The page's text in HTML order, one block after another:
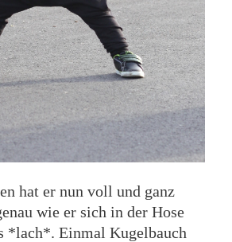
hat er nun voll und ganz
wie er sich in der Hose
*lach*. Einmal Kugelbauch